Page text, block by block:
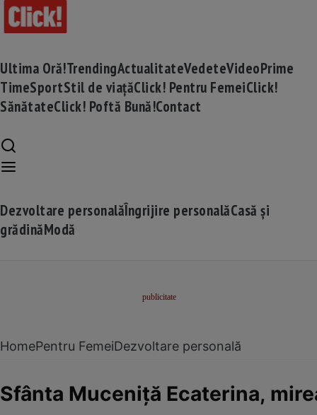
Ultima Oră!TrendingActualitateVedeteVideoPrime
TimeSportStil de viațăClick! Pentru FemeiClick!
SănătateClick! Poftă Bună!Contact
Dezvoltare personalăÎngrijire personalăCasă și
grădinăModă
HomePentru FemeiDezvoltare personală
Sfânta Muceniţă Ecaterina,